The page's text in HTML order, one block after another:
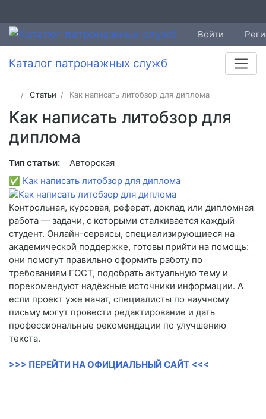
Войти
Каталог патронажных служб
Статьи Как написать литобзор для диплома
Как написать литобзор для
диплома
Тип статьи:
Авторская
✅ Как написать литобзор для диплома
Контрольная, курсовая, реферат, доклад или дипломная
работа — задачи, с которыми сталкивается каждый
студент. Онлайн-сервисы, специализирующиеся на
академической поддержке, готовы прийти на помощь:
они помогут правильно оформить работу по
требованиям ГОСТ, подобрать актуальную тему и
порекомендуют надёжные источники информации. А
если проект уже начат, специалисты по научному
письму могут провести редактирование и дать
профессиональные рекомендации по улучшению
текста.
>>> ПЕРЕЙТИ НА ОФИЦИАЛЬНЫЙ САЙТ <<<